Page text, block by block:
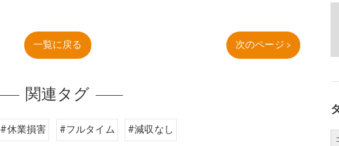
一覧に戻る 次のページ >
関連タグ
#休業損害 #フルタイム #減収なし